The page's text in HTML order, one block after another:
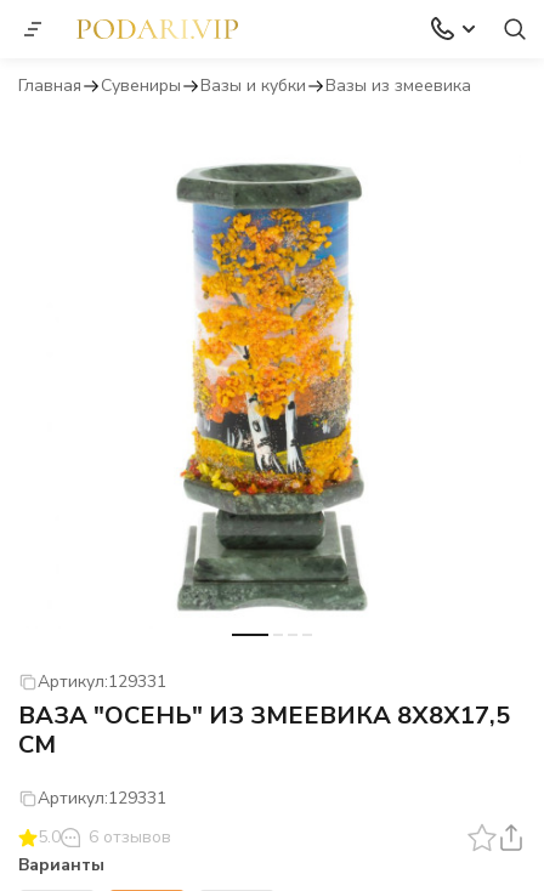
Главная Сувениры Вазы и кубки Вазы из змеевика
Артикул:129331
ВАЗА "ОСЕНЬ" ИЗ ЗМЕЕВИКА 8Х8Х17,5
СМ
Артикул:129331
5.0
6 отзывов
Варианты